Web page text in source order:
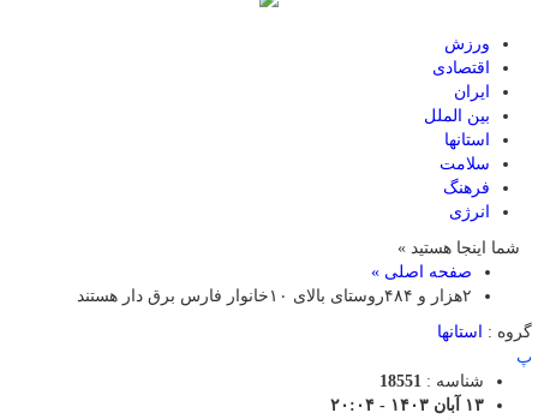
ورزش
اقتصادی
ایران
بین الملل
استانها
سلامت
فرهنگ
انرژی
شما اینجا هستید »
صفحه اصلی »
۲هزار و ۴۸۴روستای بالای ۱۰خانوار فارس برق دار هستند
گروه :
استانها
پ
شناسه : 18551
۱۳ آبان ۱۴۰۳ - ۲۰:۰۴